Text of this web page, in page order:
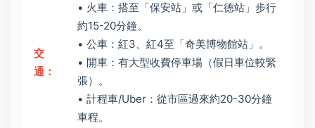
交
通：
• 火車：搭至「保安站」或「仁德站」步行
約15-20分鐘。
• 公車：紅3、紅4至「奇美博物館站」。
• 開車：有大型收費停車場（假日車位較緊
張）。
• 計程車/Uber：從市區過來約20-30分鐘
車程。